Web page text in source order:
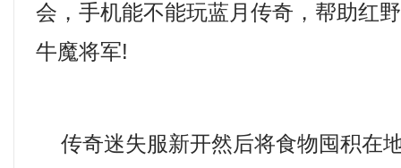
会，手机能不能玩蓝月传奇，帮助红
牛魔将军!
传奇迷失服新开然后将食物囤积在